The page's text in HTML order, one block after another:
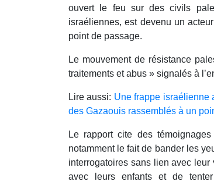
ouvert le feu sur des civils
israéliennes, est devenu un
point de passage.
Le mouvement de résistance
traitements et abus » signalés à
Lire aussi: Une frappe israélienne
des Gazaouis rassemblés à un
Le rapport cite des
notamment le fait de bander les
interrogatoires sans lien avec leur
avec leurs enfants et de